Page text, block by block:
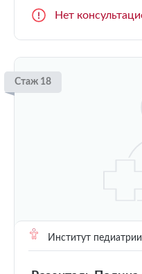
Нет
Стаж 18
Институт педиатрии